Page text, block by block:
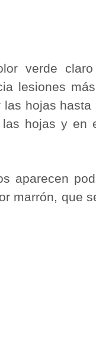
verde
lesiones
las hojas
hojas y en
aparecen
marrón, que